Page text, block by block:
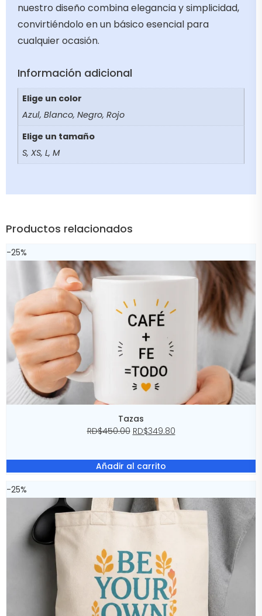
nuestro diseño combina elegancia y simplicidad,
convirtiéndolo en un básico esencial para
cualquier ocasión.
Información adicional
Elige un color
Azul, Blanco, Negro, Rojo
Elige un tamaño
S, XS, L, M
Productos relacionados
-25%
Tazas
RD$450.00 RD$349.80
Añadir al carrito
-25%